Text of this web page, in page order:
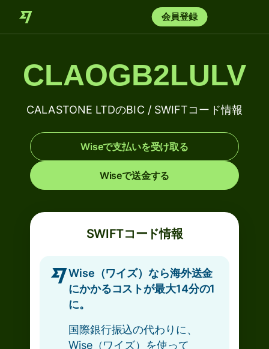
会員登録
CLAOGB2LULV
CALASTONE LTDのBIC / SWIFTコード情報
Wiseで支払いを受け取る
Wiseで送金する
SWIFTコード情報
Wise（ワイズ）なら海外送金
にかかるコストが最大14分の1
に。
国際銀行振込の代わりに、
Wise（ワイズ）を使って